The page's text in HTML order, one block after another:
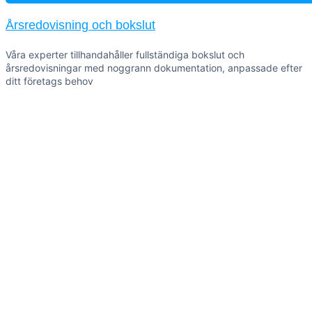
Årsredovisning och bokslut
Våra experter tillhandahåller fullständiga bokslut och
årsredovisningar med noggrann dokumentation, anpassade efter
ditt företags behov